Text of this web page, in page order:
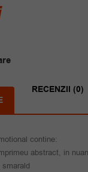
RECENZII (0)
contine:
abstract, in
smarald